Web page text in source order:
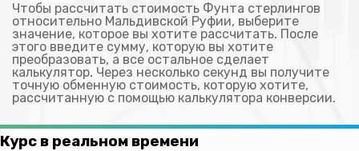
Чтобы рассчитать стоимость Фунта стерлингов
относительно Мальдивской Руфии, выберите
значение, которое вы хотите рассчитать. После
этого введите сумму, которую вы хотите
преобразовать, а все остальное сделает
калькулятор. Через несколько секунд вы получите
точную обменную стоимость, которую хотите,
рассчитанную с помощью калькулятора конверсии.
Курс в реальном времени